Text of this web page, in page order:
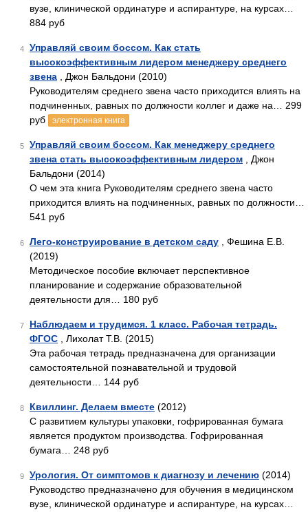
вузе, клинической ординатуре и аспирантуре, на курсах…
884 руб
4
Управляй своим боссом. Как стать
высокоэффективным лидером менеджеру среднего
звена , Джон Бальдони (2010)
Руководителям среднего звена часто приходится влиять на
подчиненных, равных по должности коллег и даже на… 299
руб
электронная книга
5
Управляй своим боссом. Как менеджеру среднего
звена стать высокоэффективным лидером , Джон
Бальдони (2014)
О чем эта книга Руководителям среднего звена часто
приходится влиять на подчиненных, равных по должности…
541 руб
6 Лего-конструирование в детском саду , Фешина Е.В.
(2019)
Методическое пособие включает перспективное
планирование и содержание образовательной
деятельности для… 180 руб
7
Наблюдаем и трудимся. 1 класс. Рабочая тетрадь.
ФГОС , Лихолат Т.В. (2015)
Эта рабочая тетрадь предназначена для организации
самостоятельной познавательной и трудовой
деятельности… 144 руб
8 Квиллинг. Делаем вместе (2012)
С развитием культуры упаковки, гофрированная бумага
является продуктом производства. Гофрированная
бумага… 248 руб
9 Урология. От симптомов к диагнозу и лечению (2014)
Руководство предназначено для обучения в медицинском
вузе, клинической ординатуре и аспирантуре, на курсах…